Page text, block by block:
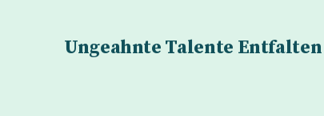
Ungeahnte Talente Entfalten